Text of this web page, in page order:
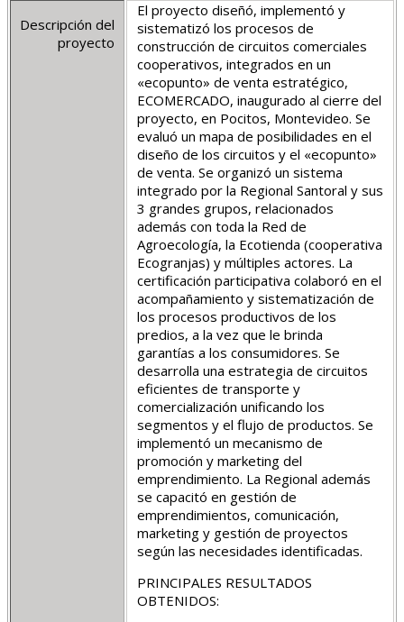
Descripción del
proyecto
El proyecto diseñó, implementó y
sistematizó los procesos de
construcción de circuitos comerciales
cooperativos, integrados en un
«ecopunto» de venta estratégico,
ECOMERCADO, inaugurado al cierre del
proyecto, en Pocitos, Montevideo. Se
evaluó un mapa de posibilidades en el
diseño de los circuitos y el «ecopunto»
de venta. Se organizó un sistema
integrado por la Regional Santoral y sus
3 grandes grupos, relacionados
además con toda la Red de
Agroecología, la Ecotienda (cooperativa
Ecogranjas) y múltiples actores. La
certificación participativa colaboró en el
acompañamiento y sistematización de
los procesos productivos de los
predios, a la vez que le brinda
garantías a los consumidores. Se
desarrolla una estrategia de circuitos
eficientes de transporte y
comercialización unificando los
segmentos y el flujo de productos. Se
implementó un mecanismo de
promoción y marketing del
emprendimiento. La Regional además
se capacitó en gestión de
emprendimientos, comunicación,
marketing y gestión de proyectos
según las necesidades identificadas.
PRINCIPALES RESULTADOS
OBTENIDOS: